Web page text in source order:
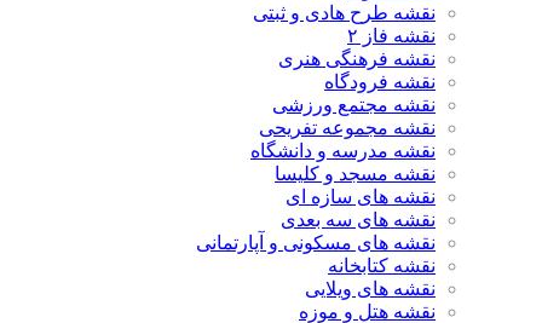
نقشه طرح هادی و ثبتی
نقشه فاز ۲
نقشه فرهنگی هنری
نقشه فرودگاه
نقشه مجتمع ورزشی
نقشه مجموعه تفریحی
نقشه مدرسه و دانشگاه
نقشه مسجد و کلیسا
نقشه های سازه ای
نقشه های سه بعدی
نقشه های مسکونی و آپارتمانی
نقشه کتابخانه
نقشه های ویلایی
نقشه هتل و موزه